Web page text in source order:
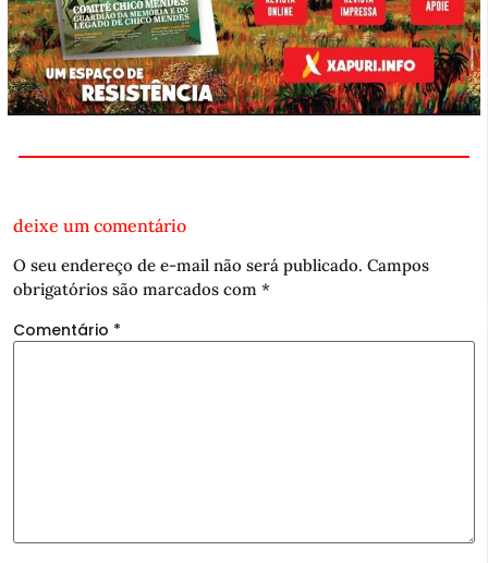
deixe um comentário
O seu endereço de e-mail não será publicado. Campos
obrigatórios são marcados com *
Comentário *